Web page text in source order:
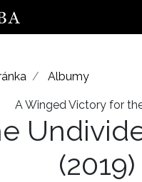
Albumy
A Winged Victory for
(2019)